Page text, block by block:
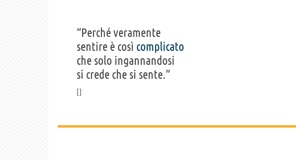
“Perché veramente
sentire è così complicato
che solo ingannandosi
si crede che si sente.”